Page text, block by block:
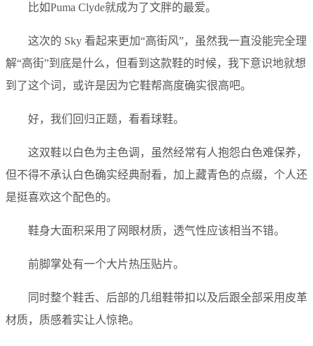
比如Puma Clyde就成为了文胖的最爱。
这次的 Sky 看起来更加“高街风”，虽然我一直没能完全理
解“高街”到底是什么，但看到这款鞋的时候，我下意识地就想
到了这个词，或许是因为它鞋帮高度确实很高吧。
好，我们回归正题，看看球鞋。
这双鞋以白色为主色调，虽然经常有人抱怨白色难保养，
但不得不承认白色确实经典耐看，加上藏青色的点缀，个人还
是挺喜欢这个配色的。
鞋身大面积采用了网眼材质，透气性应该相当不错。
前脚掌处有一个大片热压贴片。
同时整个鞋舌、后部的几组鞋带扣以及后跟全部采用皮革
材质，质感着实让人惊艳。